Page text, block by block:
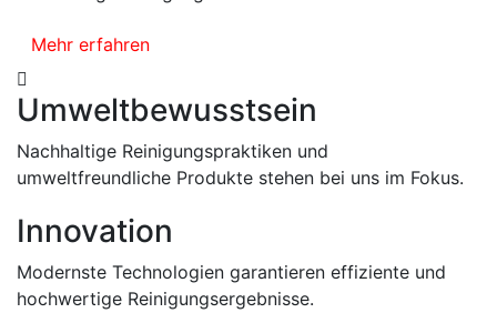
Mehr erfahren
Umweltbewusstsein
Nachhaltige Reinigungspraktiken und
umweltfreundliche Produkte stehen bei uns im Fokus.
Innovation
Modernste Technologien garantieren effiziente und
hochwertige Reinigungsergebnisse.